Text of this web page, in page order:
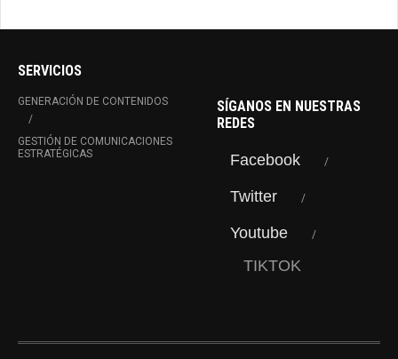
SERVICIOS
GENERACIÓN DE CONTENIDOS
GESTIÓN DE COMUNICACIONES
ESTRATÉGICAS
SÍGANOS EN NUESTRAS
REDES
Facebook
Twitter
Youtube
TIKTOK